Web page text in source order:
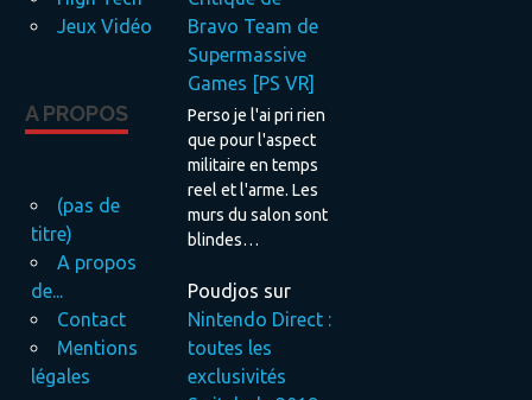
Jeux Vidéo
A PROPOS
(pas de
titre)
A propos
de...
Contact
Mentions
légales
Bravo Team de
Supermassive
Games [PS VR]
Perso je l'ai pri rien
que pour l'aspect
militaire en temps
reel et l'arme. Les
murs du salon sont
blindes…
Poudjos sur
Nintendo Direct :
toutes les
exclusivités